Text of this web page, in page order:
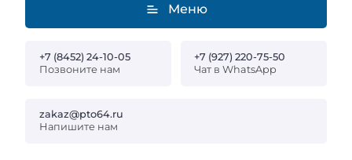
Меню
+7 (8452) 24-10-05
Позвоните нам
+7 (927) 220-75-50
Чат в WhatsApp
zakaz@pto64.ru
Напишите нам